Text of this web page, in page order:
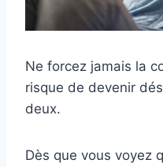
Ne forcez jamais la
risque de devenir
deux.
Dès que vous voyez